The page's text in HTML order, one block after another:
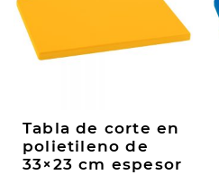
Tabla de corte en
polietileno de
33×23 cm espesor